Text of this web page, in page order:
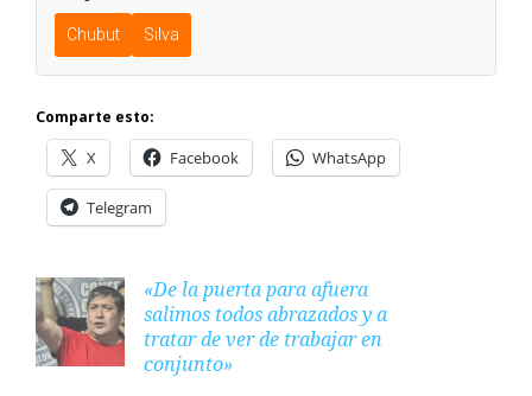
Chubut Silva
Comparte esto:
X Facebook WhatsApp
Telegram
«De la puerta para afuera
salimos todos abrazados y a
tratar de ver de trabajar en
conjunto»